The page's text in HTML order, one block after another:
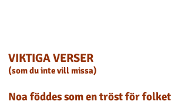
VIKTIGA VERSER
(som du inte vill missa)
Noa föddes som en tröst för folket